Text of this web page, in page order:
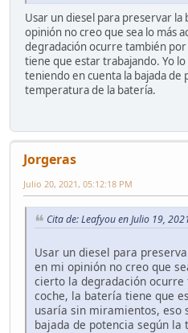
Usar un diesel para preservar
opinión no creo que sea lo más
degradación ocurre también
tiene que estar trabajando. Yo
teniendo en cuenta la bajada de
temperatura de la batería.
Jorgeras
Julio 20, 2021, 05:12:18 PM
Cita de: Leafyou en Julio 19,
Usar un diesel para
en mi opinión no creo que
cierto la degradación
coche, la batería tiene que
usaría sin miramientos, eso
bajada de potencia según